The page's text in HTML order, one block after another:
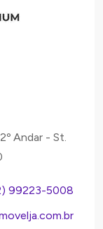
Andar - St.
99223-5008